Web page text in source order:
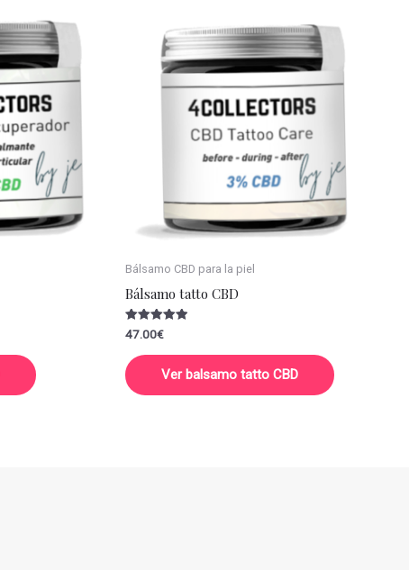
Bálsamo CBD para la piel
Bálsamo tatto CBD
Valorado
con
5.00
de 5
47.00€
Ver balsamo tatto CBD